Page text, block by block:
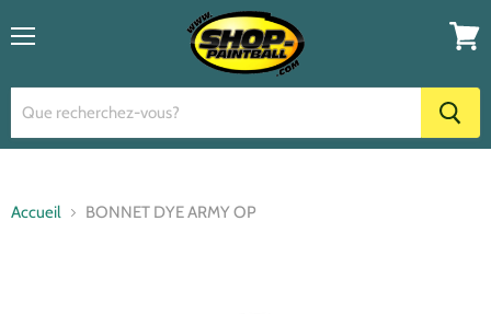
panier
Accueil BONNET DYE ARMY OP